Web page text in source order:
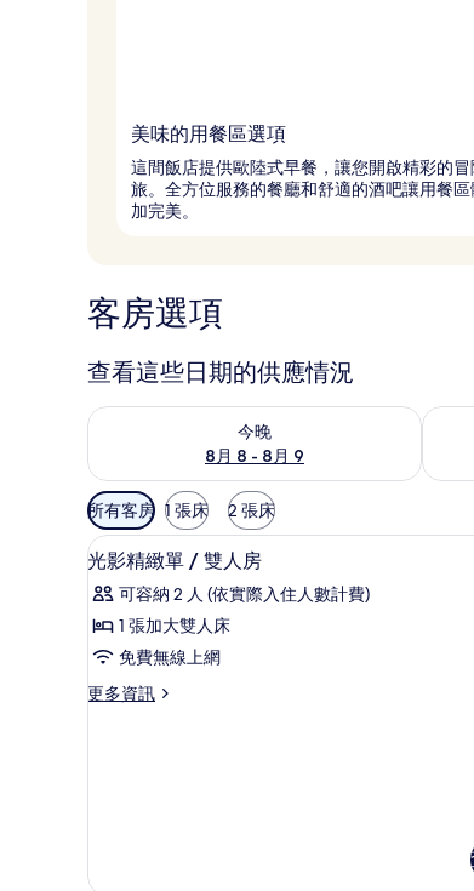
美味的用餐區選項
這間飯店提供歐陸式早餐，讓您開啟精彩的冒
旅。全方位服務的餐廳和舒適的酒吧讓用餐區
加完美。
客房選項
查看這些日期的供應情況
今晚
8月 8 - 8月 9
查看今晚 (8月 8 - 8月 9) 的供應情況 查看
可
用
的
客
房
篩
選
條
所有客房 1 張床 2 張床
顯
示
光
影
緻
高級寢具、免費迷你
11
光影精緻單 / 雙人房
可容納 2 人 (依實際入住人數計費)
1 張加大雙人床
免費無線上網
更多資訊
更